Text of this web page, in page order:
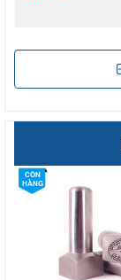
CÒN
HÀNG